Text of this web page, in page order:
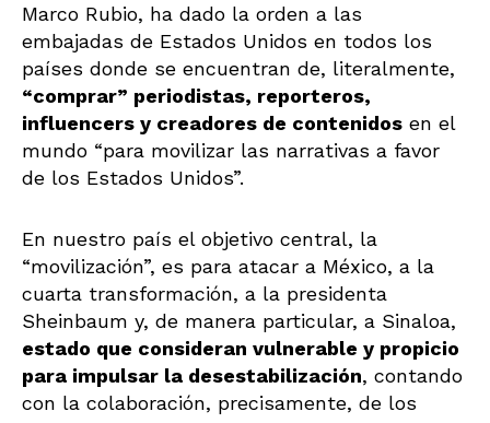
Marco Rubio, ha dado la orden a las
embajadas de Estados Unidos en todos los
países donde se encuentran de, literalmente,
“comprar” periodistas, reporteros,
influencers y creadores de contenidos en el
mundo “para movilizar las narrativas a favor
de los Estados Unidos”.
En nuestro país el objetivo central, la
“movilización”, es para atacar a México, a la
cuarta transformación, a la presidenta
Sheinbaum y, de manera particular, a Sinaloa,
estado que consideran vulnerable y propicio
para impulsar la desestabilización, contando
con la colaboración, precisamente, de los